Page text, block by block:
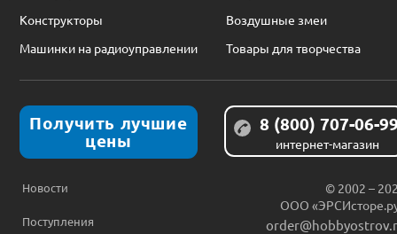
Конструкторы
Воздушные змеи
Машинки на радиоуправлении
Товары для творчества
Получить лучшие
цены
8 (800) 707-06-
интернет-магазин
Новости
Поступления
© 2002 –
ООО